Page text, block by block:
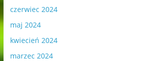
czerwiec 2024
maj 2024
kwiecień 2024
marzec 2024